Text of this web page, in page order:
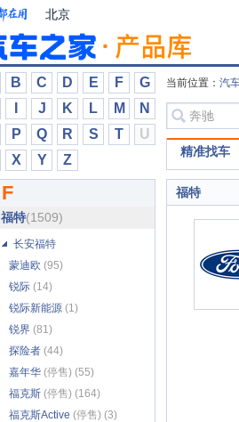
北京
B C D E F
G
J K L M
N
P Q R S T
U
X Y Z
Faraday Future
FREELANDER 神行者 (1)
法拉利(47)
方程豹(51)
飞碟汽车(41)
飞翔(1)
菲亚特(109)
丰田(1890)
福迪
福特(1509)
长安福特
蒙迪欧 (95)
锐际 (14)
锐际新能源 (1)
锐界 (81)
探险者 (44)
嘉年华 (停售) (55)
福克斯 (停售) (164)
福克斯Active (停售) (3)
F
当前位置： 汽
精准找车
福特